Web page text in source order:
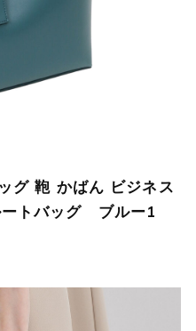
グ 鞄 かばん ビジネス
ートバッグ ブルー1